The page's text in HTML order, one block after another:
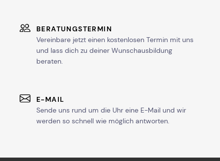
BERATUNGSTERMIN
Vereinbare jetzt einen kostenlosen Termin mit uns
und lass dich zu deiner Wunschausbildung
beraten.
E-MAIL
Sende uns rund um die Uhr eine E-Mail und wir
werden so schnell wie möglich antworten.